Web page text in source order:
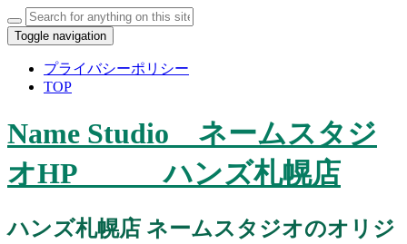
Toggle navigation
プライバシーポリシー
TOP
Name Studio ネームスタジ
オHP ハンズ札幌店
ハンズ札幌店 ネームスタジオのオリジ